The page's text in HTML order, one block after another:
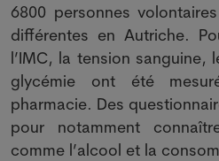
6800 personnes
différentes en Autriche.
l’IMC, la tension sanguine,
glycémie ont été
pharmacie. Des
pour notamment
comme l’alcool et la